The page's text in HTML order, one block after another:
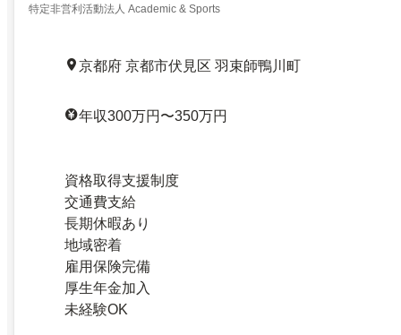
特定非営利活動法人 Academic & Sports
京都府 京都市伏見区 羽束師鴨川町
年収300万円〜350万円
資格取得支援制度
交通費支給
長期休暇あり
地域密着
雇用保険完備
厚生年金加入
未経験OK